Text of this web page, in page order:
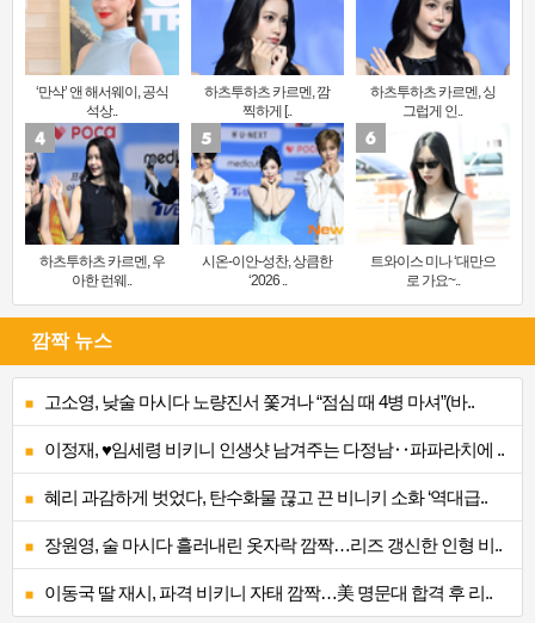
‘만삭’ 앤 해서웨이, 공식
석상..
하츠투하츠 카르멘, 깜
찍하게 [..
하츠투하츠 카르멘, 싱
그럽게 인..
하츠투하츠 카르멘, 우
아한 런웨..
시온-이안-성찬, 상큼한
‘2026 ..
트와이스 미나 ‘대만으
로 가요~..
깜짝 뉴스
고소영, 낮술 마시다 노량진서 쫓겨나 “점심 때 4병 마셔”(바..
이정재, ♥임세령 비키니 인생샷 남겨주는 다정남‥파파라치에 ..
혜리 과감하게 벗었다, 탄수화물 끊고 끈 비니키 소화 ‘역대급..
장원영, 술 마시다 흘러내린 옷자락 깜짝…리즈 갱신한 인형 비..
이동국 딸 재시, 파격 비키니 자태 깜짝…美 명문대 합격 후 리..